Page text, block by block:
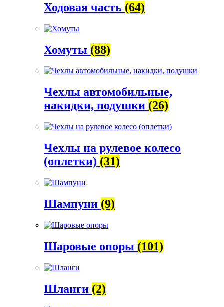
Ходовая часть (64)
Хомуты (88)
Чехлы автомобильные,
накидки, подушки (26)
Чехлы на рулевое колесо
(оплетки) (31)
Шампуни (9)
Шаровые опоры (101)
Шланги (2)